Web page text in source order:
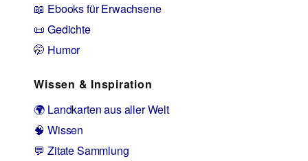
📖 Ebooks für Erwachsene
📜 Gedichte
🤭 Humor
Wissen & Inspiration
🌍 Landkarten aus aller Welt
🧠 Wissen
💬 Zitate Sammlung